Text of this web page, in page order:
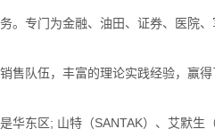
。专门为金融、油田、证券、医院
队伍，丰富的理论实践经验，赢
华东区; 山特（SANTAK）、艾默生